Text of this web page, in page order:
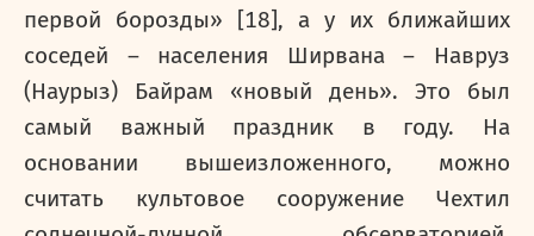
первой борозды» [18], а у их ближайших
соседей – населения Ширвана – Навруз
(Наурыз) Байрам «новый день». Это был
самый важный праздник в году. На
основании вышеизложенного, можно
считать культовое сооружение Чехтил